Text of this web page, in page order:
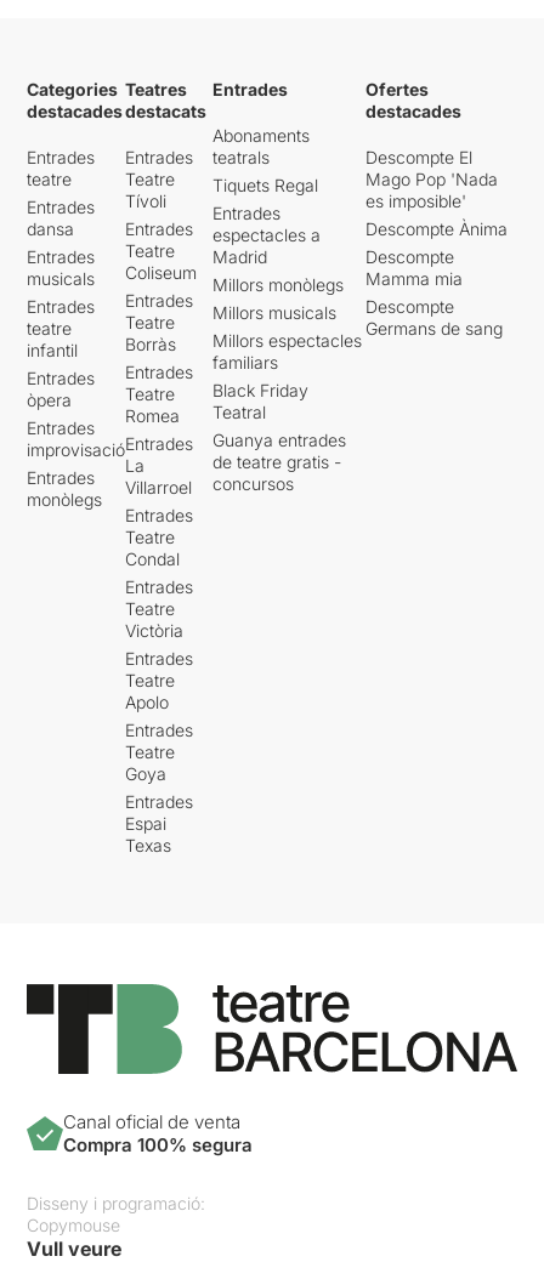
Categories
destacades
Entrades
teatre
Entrades
dansa
Entrades
musicals
Entrades
teatre
infantil
Entrades
òpera
Entrades
improvisació
Entrades
monòlegs
Teatres
destacats
Entrades
Teatre
Tívoli
Entrades
Teatre
Coliseum
Entrades
Teatre
Borràs
Entrades
Teatre
Romea
Entrades
La
Villarroel
Entrades
Teatre
Condal
Entrades
Teatre
Victòria
Entrades
Teatre
Apolo
Entrades
Teatre
Goya
Entrades
Espai
Texas
Entrades
Abonaments
teatrals
Tiquets Regal
Entrades
espectacles a
Madrid
Millors monòlegs
Millors musicals
Millors espectacles
familiars
Black Friday
Teatral
Guanya entrades
de teatre gratis -
concursos
Ofertes
destacades
Descompte El
Mago Pop 'Nada
es imposible'
Descompte Ànima
Descompte
Mamma mia
Descompte
Germans de sang
Canal oficial de venta
Compra 100% segura
Disseny i programació:
Copymouse
Vull veure